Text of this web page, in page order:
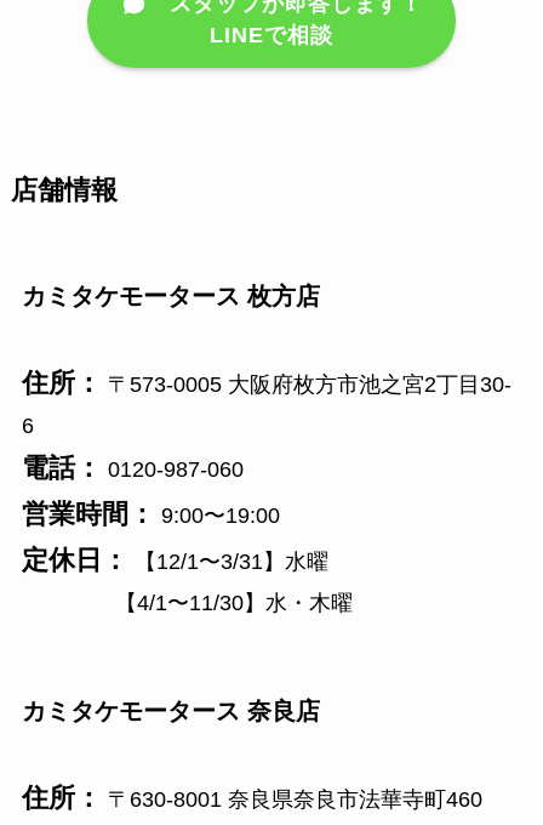
LINEで相談
店舗情報
カミタケモータース 枚方店
住所：
〒573-0005 大阪府枚方市池之宮2丁目30-
6
電話： 0120-987-060
営業時間： 9:00〜19:00
定休日：
【12/1〜3/31】水曜
【4/1〜11/30】水・木曜
カミタケモータース 奈良店
住所： 〒630-8001 奈良県奈良市法華寺町460